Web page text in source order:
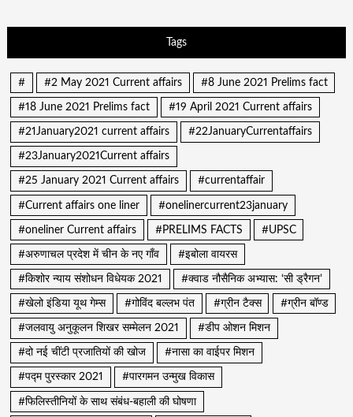
Tags
# #2 May 2021 Current affairs #8 June 2021 Prelims fact
#18 June 2021 Prelims fact #19 April 2021 Current affairs
#21January2021 current affairs #22JanuaryCurrentaffairs
#23January2021Current affairs
#25 January 2021 Current affairs #currentaffair
#Current affairs one liner #onelinercurrent23january
#oneliner Current affairs #PRELIMS FACTS #UPSC
#अरुणाचल प्रदेश में चीन के नए गाँव #इबोला वायरस
#किशोर न्याय संशोधन विधेयक 2021 #क्वाड नौसैनिक अभ्यास: ‘सी ड्रैगन’
#खेलो इंडिया यूथ गेम्स #गोविंद बल्लभ पंत #ग्रीन टैक्स #ग्रीन बॉण्ड
#जलवायु अनुकूलन शिखर सम्मेलन 2021 #डीप ओशन मिशन
#दो नई चींटी प्रजातियों की खोज #नासा का वाईपर मिशन
#पद्म पुरस्कार 2021 #पारगमन उन्मुख विकास
#फिलिस्तीनियों के साथ संबंध-बहाली की घोषणा